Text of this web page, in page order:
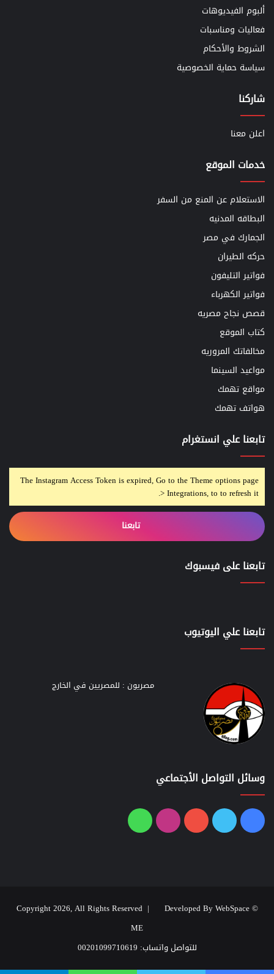
ألبوم الفيديوهات
فعاليات ومناسبات
الشروط والأحكام
سياسة حماية الخصوصية
شاركنا
اعلن معنا
خدمات الموقع
الاستعلام عن المنع من السفر
البطاقه المدنيه
الجمارك في مصر
حركه الطيران
فواتير التليفون
فواتير الكهرباء
قصص نجاح مصريه
كتاب الموقع
مخالفاتك المروريه
مواعيد السينما
مواقع تهمك
هواتف تهمك
تابعنا علي انستغرام
The Instagram Access Token is expired, Go to the Theme options page
> Integrations, to to refresh it.
تابعنا
تابعنا على فيسبوك
تابعنا علي اليوتيوب
مصريون : للمصريين في الخارج
وسائل التواصل الأجتماعي
فيسبوك
تويتر يوتيوبانستقرامواتساب
© Copyright 2026, All Rights Reserved |
Developed By WebSpace
ME
للتواصل واتساب: 00201099710619